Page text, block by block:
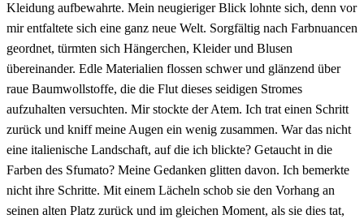
Kleidung aufbewahrte. Mein neugieriger Blick lohnte sich, denn vor
mir entfaltete sich eine ganz neue Welt. Sorgfältig nach Farbnuancen
geordnet, türmten sich Hängerchen, Kleider und Blusen
übereinander. Edle Materialien flossen schwer und glänzend über
raue Baumwollstoffe, die die Flut dieses seidigen Stromes
aufzuhalten versuchten. Mir stockte der Atem. Ich trat einen Schritt
zurück und kniff meine Augen ein wenig zusammen. War das nicht
eine italienische Landschaft, auf die ich blickte? Getaucht in die
Farben des Sfumato? Meine Gedanken glitten davon. Ich bemerkte
nicht ihre Schritte. Mit einem Lächeln schob sie den Vorhang an
seinen alten Platz zurück und im gleichen Moment, als sie dies tat,